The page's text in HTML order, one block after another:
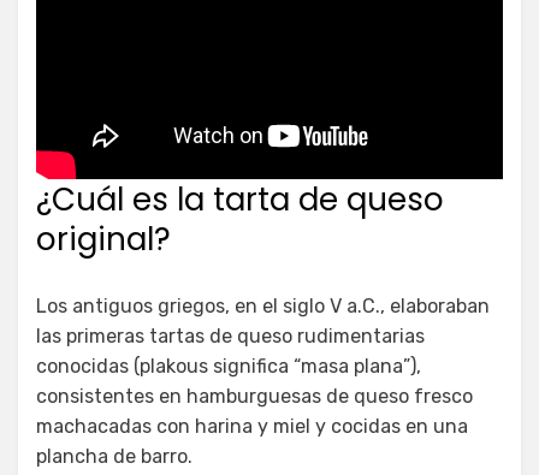
¿Cuál es la tarta de queso
original?
Los antiguos griegos, en el siglo V a.C., elaboraban
las primeras tartas de queso rudimentarias
conocidas (plakous significa “masa plana”),
consistentes en hamburguesas de queso fresco
machacadas con harina y miel y cocidas en una
plancha de barro.